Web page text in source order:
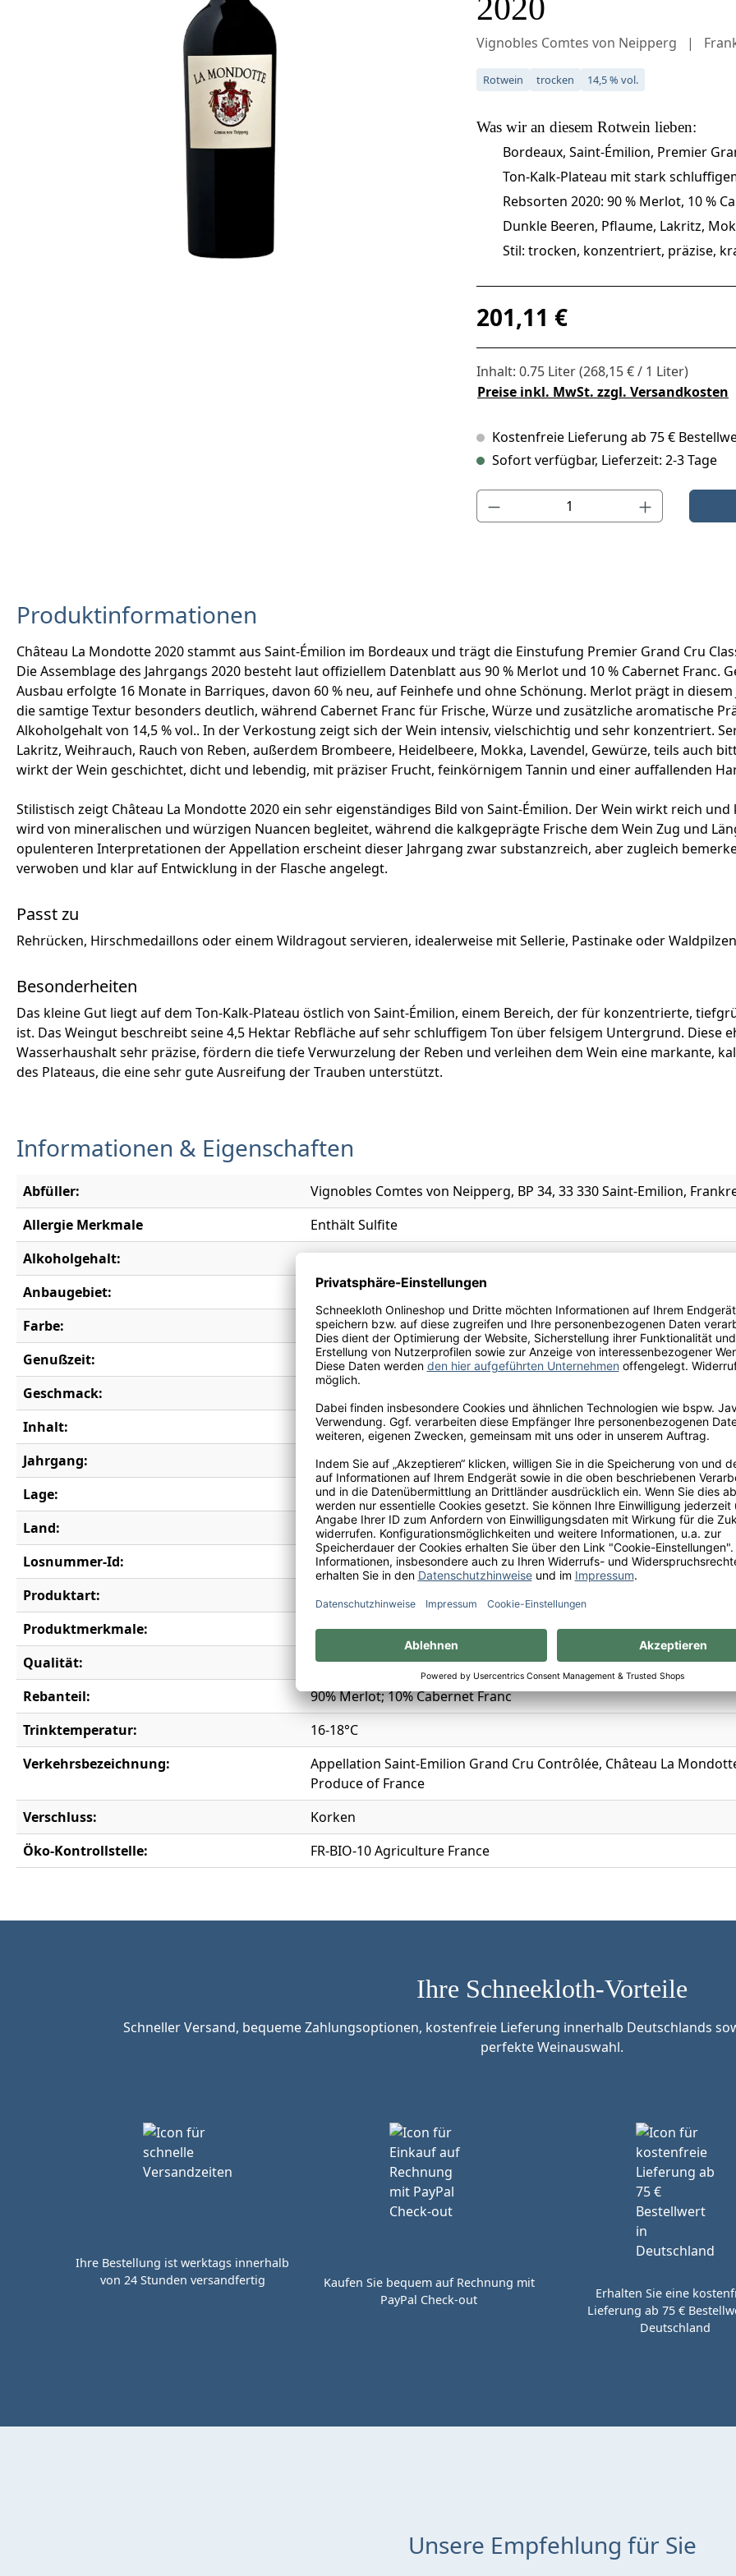
2020
Vignobles Comtes von Neipperg
Rotwein trocken 14,5 % vol.
Was wir an diesem Rotwein lieben:
Bordeaux, Saint-Émilion, Premier
Ton-Kalk-Plateau mit stark
Rebsorten 2020: 90 % Merlot, 10 %
Dunkle Beeren, Pflaume, Lakritz,
Stil: trocken, konzentriert, präzise,
Regulärer Preis:
201,11 €
Inhalt: 0.75 Liter(268,15 € / 1 Liter)
Preise inkl. MwSt. zzgl. Versandkosten
Kostenfreie Lieferung ab 75 €
Sofort verfügbar, Lieferzeit: 2-3 Tage
Produkt Anzahl: Gib den gewünschten Wert ein
Produktinformationen
Château La Mondotte 2020 stammt aus Saint-Émilion im Bordeaux und trägt die Einstufung Premier Grand Cru
Die Assemblage des Jahrgangs 2020 besteht laut offiziellem Datenblatt aus 90 % Merlot und 10 % Cabernet Franc.
Ausbau erfolgte 16 Monate in Barriques, davon 60 % neu, auf Feinhefe und ohne Schönung. Merlot prägt in
die samtige Textur besonders deutlich, während Cabernet Franc für Frische, Würze und zusätzliche aromatische
Alkoholgehalt von 14,5 % vol.. In der Verkostung zeigt sich der Wein intensiv, vielschichtig und sehr konzentriert.
Lakritz, Weihrauch, Rauch von Reben, außerdem Brombeere, Heidelbeere, Mokka, Lavendel, Gewürze, teils auch
wirkt der Wein geschichtet, dicht und lebendig, mit präziser Frucht, feinkörnigem Tannin und einer auffallenden
Stilistisch zeigt Château La Mondotte 2020 ein sehr eigenständiges Bild von Saint-Émilion. Der Wein wirkt reich
wird von mineralischen und würzigen Nuancen begleitet, während die kalkgeprägte Frische dem Wein Zug und
opulenteren Interpretationen der Appellation erscheint dieser Jahrgang zwar substanzreich, aber zugleich
verwoben und klar auf Entwicklung in der Flasche angelegt.
Passt zu
Rehrücken, Hirschmedaillons oder einem Wildragout servieren, idealerweise mit Sellerie, Pastinake oder
Besonderheiten
Das kleine Gut liegt auf dem Ton-Kalk-Plateau östlich von Saint-Émilion, einem Bereich, der für konzentrierte,
ist. Das Weingut beschreibt seine 4,5 Hektar Rebfläche auf sehr schluffigem Ton über felsigem Untergrund.
Wasserhaushalt sehr präzise, fördern die tiefe Verwurzelung der Reben und verleihen dem Wein eine markante,
des Plateaus, die eine sehr gute Ausreifung der Trauben unterstützt.
Informationen & Eigenschaften
Abfüller:
Vignobles Comtes von Neipperg, BP 34, 33 330 Saint-Emilion,
Allergie Merkmale
Enthält Sulfite
Alkoholgehalt:
14,5 % vol.
Anbaugebiet:
Bordeaux
Farbe:
rot
Genußzeit:
2027-2050
Geschmack:
trocken
Inhalt:
0,75 l
Jahrgang:
2020
Lage:
Saint-Émilion
Land:
Frankreich
Losnummer-Id:
17802
Produktart:
Produktmerkmale:
Bio
Qualität:
Premier Grand Cru Classé B
Rebanteil:
90% Merlot; 10% Cabernet Franc
Trinktemperatur:
16-18°C
Verkehrsbezeichnung:
Appellation Saint-Emilion Grand Cru Contrôlée, Château La
Produce of France
Verschluss:
Korken
Öko-Kontrollstelle:
FR-BIO-10 Agriculture France
Ihre Schneekloth-Vorteile
Schneller Versand, bequeme Zahlungsoptionen, kostenfreie Lieferung innerhalb Deutschlands
perfekte Weinauswahl.
Ihre Bestellung ist werktags innerhalb
von 24 Stunden versandfertig
Kaufen Sie bequem auf Rechnung mit
PayPal Check-out
Erhalten Sie eine
Lieferung ab 75 €
Deutschland
Unsere Empfehlung für Sie